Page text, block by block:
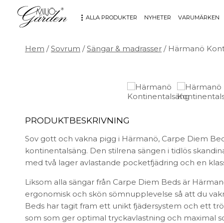
ALLA PRODUKTER
Kontorsmöbler
Stolar
Utemöbler
Barn
Glas & porslin
Knoppar & Handtag
Kök & Servering
Kontor
NYHETER VARUMÄRKEN
Hem /Sovrum /Sängar & madrasser / Härmanö
PRODUKTBESKRIVNING
Sov gott och vakna pigg i Härmanö, Carpe Diem
kontinentalsäng. Den stilrena sängen i tidlös
med två lager avlastande pocketfjädring och en
Liksom alla sängar från Carpe Diem Beds är
ergonomisk och skön sömnupplevelse så att du
Beds har tagit fram ett unikt fjädersystem och ett
som som ger optimal tryckavlastning och maximal